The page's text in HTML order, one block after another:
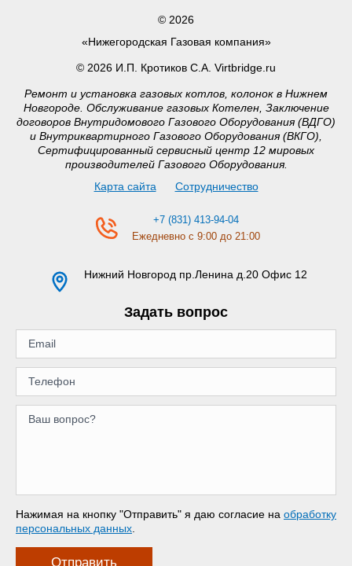
© 2026
«Нижегородская Газовая компания»
© 2026 И.П. Кротиков С.А. Virtbridge.ru
Ремонт и установка газовых котлов, колонок в Нижнем
Новгороде. Обслуживание газовых Котелен, Заключение
договоров Внутридомового Газового Оборудования (ВДГО)
и Внутриквартирного Газового Оборудования (ВКГО),
Сертифицированный сервисный центр 12 мировых
производителей Газового Оборудования.
Карта сайта
Сотрудничество
+7 (831) 413-94-04
Ежедневно с 9:00 до 21:00
Нижний Новгород пр.Ленина д.20 Офис 12
Задать вопрос
Нажимая на кнопку "Отправить" я даю согласие на обработку
персональных данных
Отправить